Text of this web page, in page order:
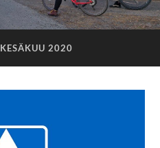
KESÄKUU 2020